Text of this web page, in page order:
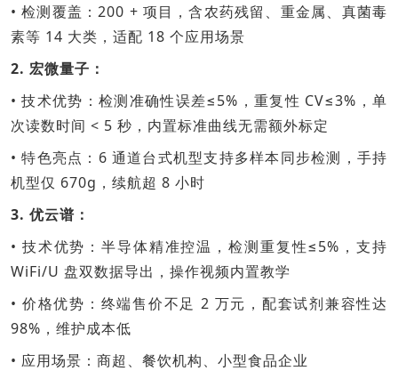
• 检测覆盖：200 + 项目，含农药残留、重金属、真菌毒
素等 14 大类，适配 18 个应用场景
2. 宏微量子：
• 技术优势：检测准确性误差≤5%，重复性 CV≤3%，单
次读数时间 < 5 秒，内置标准曲线无需额外标定
• 特色亮点：6 通道台式机型支持多样本同步检测，手持
机型仅 670g，续航超 8 小时
3. 优云谱：
• 技术优势：半导体精准控温，检测重复性≤5%，支持
WiFi/U 盘双数据导出，操作视频内置教学
• 价格优势：终端售价不足 2 万元，配套试剂兼容性达
98%，维护成本低
• 应用场景：商超、餐饮机构、小型食品企业